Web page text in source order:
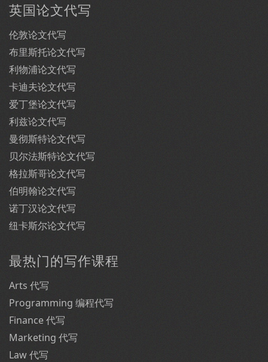
英国论文代写
伦敦论文代写
布里斯托论文代写
利物浦论文代写
卡迪夫论文代写
爱丁堡论文代写
利兹论文代写
曼彻斯特论文代写
贝尔法斯特论文代写
格拉斯哥论文代写
伯明翰论文代写
诺丁汉论文代写
纽卡斯尔论文代写
最热门的写作课程
Arts 代写
Programming 编程代写
Finance 代写
Marketing 代写
Law 代写